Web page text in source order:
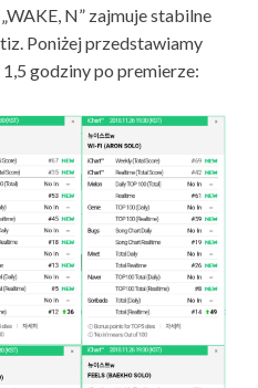
N” zajmuje stabilne
Poniżej przedstawiamy
godziny po premierze: